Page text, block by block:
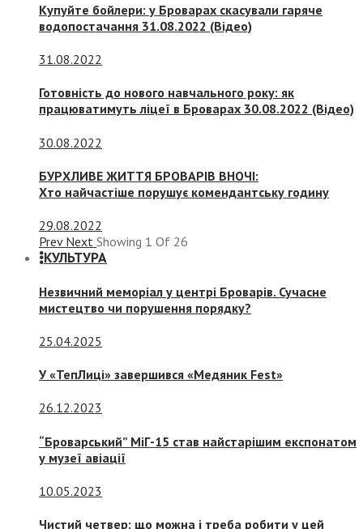
Купуйте бойлери: у Броварах скасували гаряче
водопостачання 31.08.2022 (Відео)
31.08.2022
Готовність до нового навчального року: як
працюватимуть ліцеї в Броварах 30.08.2022 (Відео)
30.08.2022
БУРХЛИВЕ ЖИТТЯ БРОВАРІВ ВНОЧІ:
Хто найчастіше порушує комендантську годину
29.08.2022
Prev Next Showing 1 Of 26
КУЛЬТУРА
Незвичний меморіал у центрі Броварів. Сучасне
мистецтво чи порушення порядку?
25.04.2025
У «ТепЛиці» завершився «Медяник Fest»
26.12.2023
“Броварський” МіГ-15 став найстарішим експонатом
у музеї авіації
10.05.2023
Чистий четвер: що можна і треба робити у цей